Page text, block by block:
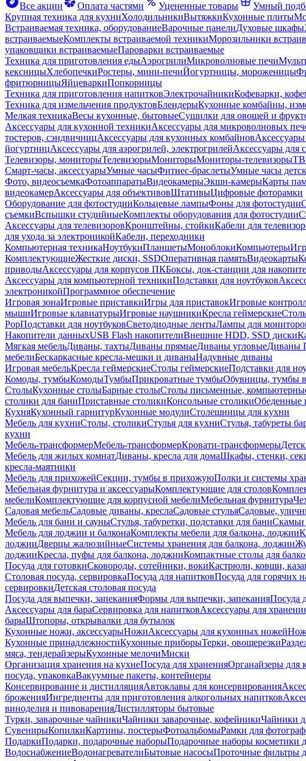
Все акции
Оплата частями Уцененные товары Умный
Крупная техника для кухниХолодильникиВытяжкиКухонные плиты
Встраиваемая техника, оборудованиеВарочные панелиДуховые шкафы
встраиваемыеКомплекты встраиваемой техникиМорозильники
упаковщики встраиваемыеПароварки встраиваемые
Техника для приготовления едыАэрогрилиМикроволновые печи
кексницыХлебопечкиРостеры, мини-печиЙогуртницы, мороженицы
фритюрницыЯйцеваркиПопкорницы
Техника для приготовления напитковЭлектрочайникиКофеварки,
Техника для измельчения продуктовБлендерыКухонные комбайны,
Мелкая техникаВесы кухонные, бытовыеСушилки для овощей и
Аксессуары для кухонной техникиАксессуары для микроволновых
тостеров, сэндвичницАксессуары для кухонных комбайнов
йогуртницАксессуары для аэрогрилей, электрогрилейАксессуары для
Телевизоры, мониторыТелевизорыМониторыМониторы-телевизоры
Смарт-часы, аксессуарыУмные часыФитнес-браслетыУмные часы
Фото, видеосъемкаФотоаппаратыВидеокамерыЭкшн-камерыКарты
видеокамерАксессуары для объективовШтативыЦифровые фоторамки
Оборудование для фотостудииКольцевые лампыФоны для фотостудии
съемкиВспышки студийныеКомплекты оборудования для фотостудии
Аксессуары для телевизоровКронштейны, стойкиКабели для
для ухода за электроникойКабели, переходники
Компьютерная техникаНоутбукиПланшетыМоноблокиКомпьютеры
КомплектующиеЖесткие диски, SSDОперативная памятьВидеокарты
приводыАксессуары для корпусов ПКБоксы, док-станции для
Аксессуары для компьютерной техникиПодставки для ноутбуков
электроникойПрограммное обеспечение
Игровая зонаИгровые приставкиИгры для приставокИгровые
мышиИгровые клавиатурыИгровые наушникиКресла геймерские
PopПодставки для ноутбуковСветодиодные лентыЛампы для
Накопители данныхUSB Flash накопителиВнешние HDD, SSD диски
Мягкая мебельДиваны, тахтыДиваны прямыеДиваны угловыеДиваны
мебелиБескаркасные кресла-мешки и диваныНадувные диваны
Игровая мебельКресла геймерскиеСтолы геймерскиеПодставки для
Комоды, тумбыКомодыТумбыПрикроватные тумбыОбувницы, тумбы
СтолыКухонные столыБарные столыСтолы письменные,
столики для баниПриставные столикиКонсольные столикиОбеденные
КухняКухонный гарнитурКухонные модулиСтолешницы для кухни
Мебель для кухниСтолы, столикиСтулья для кухниСтулья, табуреты
кухни
Мебель-трансформерМебель-трансформерКровати-трансформеры
Мебель для жилых комнатДиваны, кресла для домаШкафы, стенки,
кресла-маятники
Мебель для прихожейСекции, тумбы в прихожуюПолки и системы
Мебельная фурнитура и аксессуарыКомплектующие для столов
мебелиКомплектующие для корпусной мебелиМебельная фурнитура
Садовая мебельСадовые диваны, креслаСадовые стульяСадовые,
Мебель для бани и сауныСтулья, табуретки, подставки для баниСкамьи
Мебель для лоджии и балконаКомплекты мебели для балкона, лоджии
лоджииДверцы жалюзийныеСистемы хранения для балкона, лоджии
лоджииКресла, пуфы для балкона, лоджииКомпактные столы для
Посуда для готовкиСковороды, сотейники, вокиКастрюли, ковши,
Столовая посуда, сервировкаПосуда для напитковПосуда для горячих
сервировкиДетская столовая посуда
Посуда для выпечки, запеканияФормы для выпечки, запеканияПосуда
Аксессуары для бараСервировка для напитковАксессуары для
барыШтопоры, открывалки для бутылок
Кухонные ножи, аксессуарыНожиАксессуары для кухонных ножей
Кухонные принадлежностиКухонные приборыТерки, овощерезки
мяса, тендерайзерыКухонные мелочиМиски
Организация хранения на кухнеПосуда для храненияОрганайзеры для
посуда, упаковкаВакуумные пакеты, контейнеры
Консервирование и дистилляцияАвтоклавы для консервирования
броженияИнгредиенты для приготовления алкогольных напитков
виноделия и пивоваренияДистилляторы бытовые
Турки, заварочные чайникиЧайники заварочные, кофейникиЧайники
СувенирыКопилкиКартины, постерыФотоальбомыРамки для
ПодаркиПодарки, подарочные наборыПодарочные наборы косметики
ВодоснабжениеВодонагревателиБытовые насосыПроточные фильтры